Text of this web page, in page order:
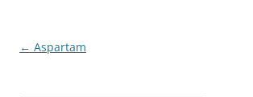
Post
← Aspartam